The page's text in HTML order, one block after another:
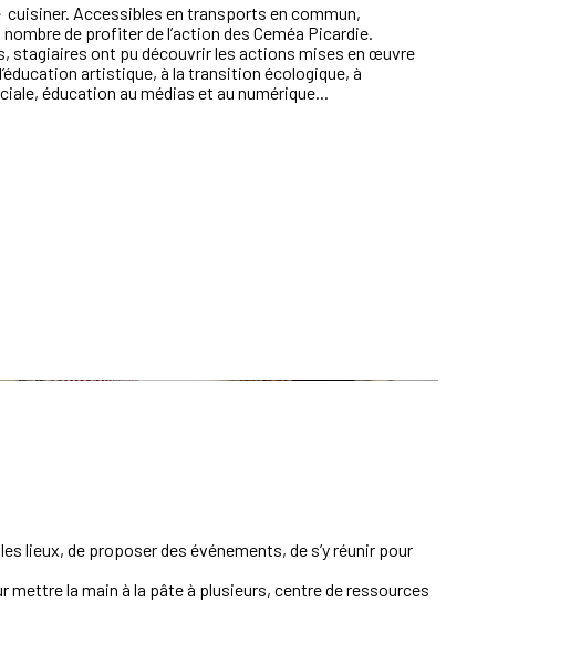
Accessibles en transports en commun,
de profiter de l’action des Ceméa Picardie.
stagiaires ont pu découvrir les actions mises en œuvre
artistique, à la transition écologique, à
éducation au médias et au numérique...
lieux, de proposer des événements, de s’y réunir pour
la main à la pâte à plusieurs, centre de ressources